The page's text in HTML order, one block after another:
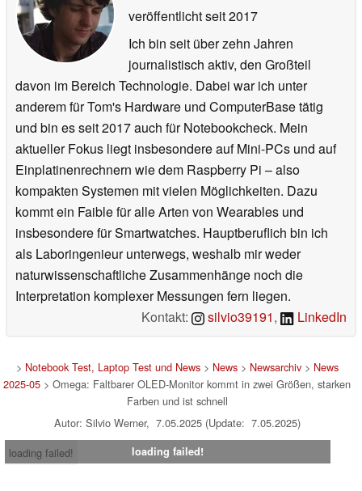
veröffentlichtseit 2017
Ich bin seit über zehn Jahren
journalistisch aktiv, den Großteil
davon im Bereich Technologie. Dabei war ich unter
anderem für Tom's Hardware und ComputerBase tätig
und bin es seit 2017 auch für Notebookcheck. Mein
aktueller Fokus liegt insbesondere auf Mini-PCs und auf
Einplatinenrechnern wie dem Raspberry Pi – also
kompakten Systemen mit vielen Möglichkeiten. Dazu
kommt ein Faible für alle Arten von Wearables und
insbesondere für Smartwatches. Hauptberuflich bin ich
als Laboringenieur unterwegs, weshalb mir weder
naturwissenschaftliche Zusammenhänge noch die
Interpretation komplexer Messungen fern liegen.
Kontakt:
silvio39191, LinkedIn
> Notebook Test, Laptop Test und News> News> Newsarchiv> News
2025-05 > Omega: Faltbarer OLED-Monitor kommt in zwei Größen, starken
Farben und ist schnell
Autor: Silvio Werner, 7.05.2025 (Update: 7.05.2025)
loading failed!
loading failed!